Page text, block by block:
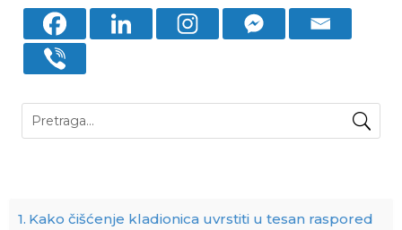
Kako čišćenje kladionica uvrstiti u tesan raspored